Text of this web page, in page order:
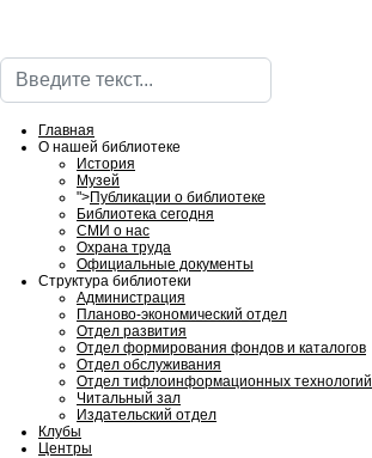
Поиск
Главная
О нашей библиотеке
История
Музей
">Публикации о библиотеке
Библиотека сегодня
СМИ о нас
Охрана труда
Официальные документы
Структура библиотеки
Администрация
Планово-экономический отдел
Отдел развития
Отдел формирования фондов и каталогов
Отдел обслуживания
Отдел тифлоинформационных технологий
Читальный зал
Издательский отдел
Клубы
Центры